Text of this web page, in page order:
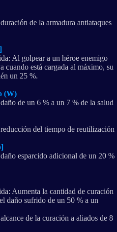
de la armadura antiataques
Al golpear a un héroe enemigo
cuando está cargada al máximo, su
un 25 %.
(W)
de un 6 % a un 7 % de la salud
del tiempo de reutilización
esparcido adicional de un 20 %
Aumenta la cantidad de curación
daño sufrido de un 50 % a un
de la curación a aliados de 8